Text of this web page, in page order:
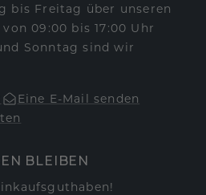
bis Freitag über unseren
09:00 bis 17:00 Uhr
Sonntag sind wir
Eine E-Mail senden
BLEIBEN